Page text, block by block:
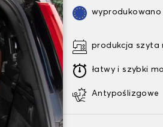
wyprodukowano
produkcja szyta
łatwy i szybki
Antypoślizgowe